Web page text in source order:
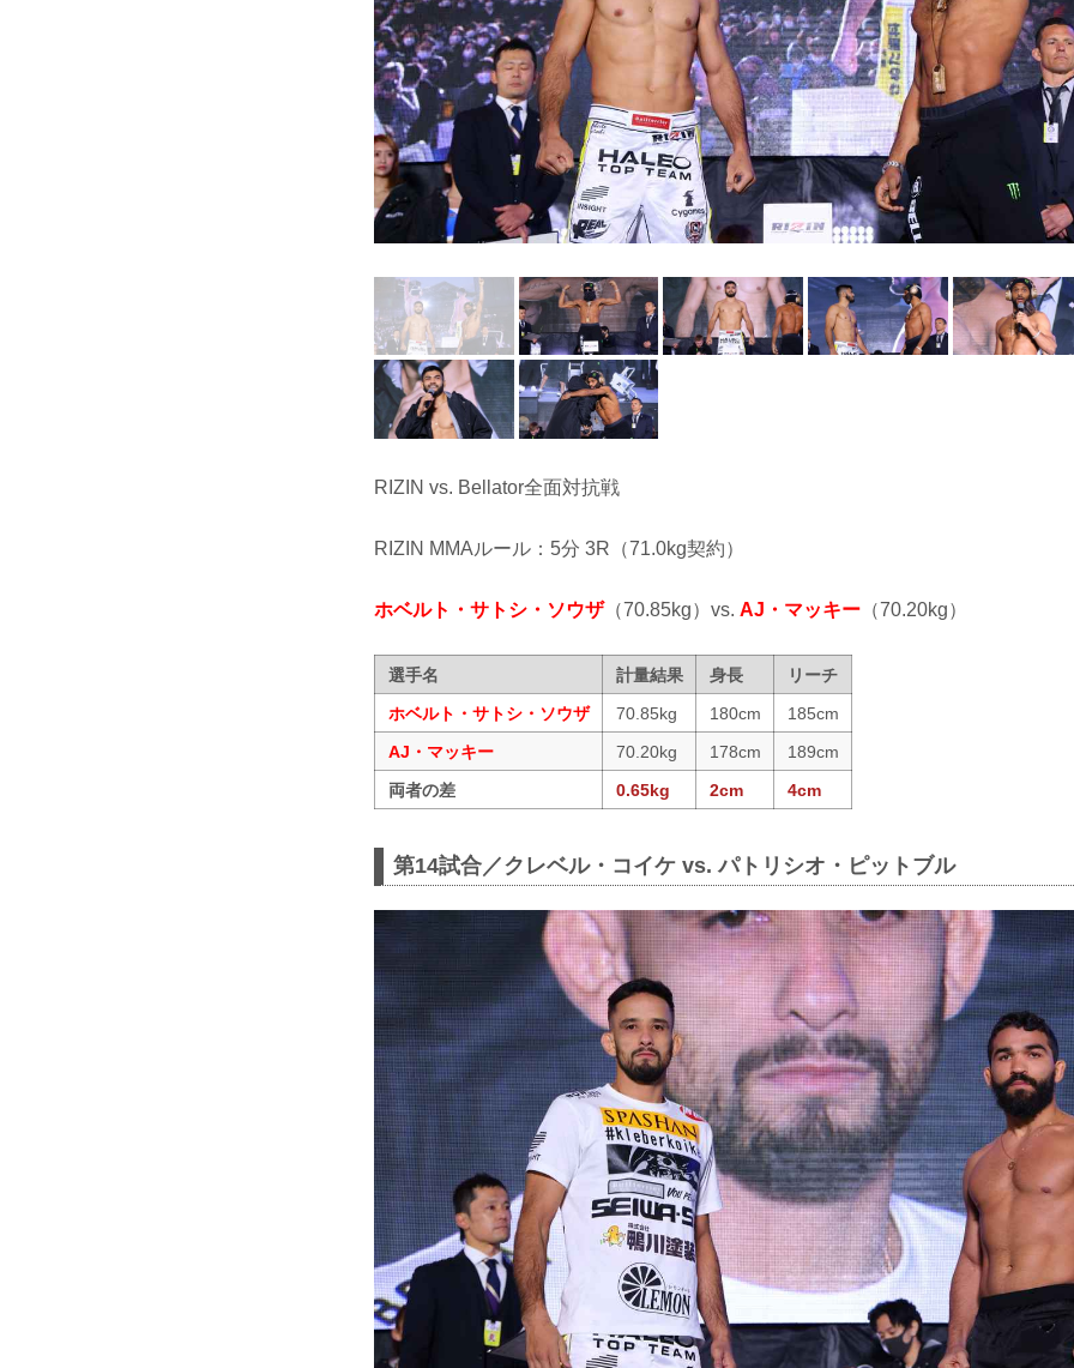
RIZIN vs. Bellator全面対抗戦
RIZIN MMAルール：5分 3R（71.0kg契約）
ホベルト・サトシ・ソウザ（70.85kg）vs. AJ・マッキー （70.20kg）
選手名 計量結果 身長
リーチ
ホベルト・サトシ・ソウザ
70.85kg 180cm
185cm
AJ・マッキー
70.20kg 178cm
189cm
両者の差
0.65kg 2cm 4cm
第14試合／クレベル・コイケ vs. パトリシオ・ピットブル